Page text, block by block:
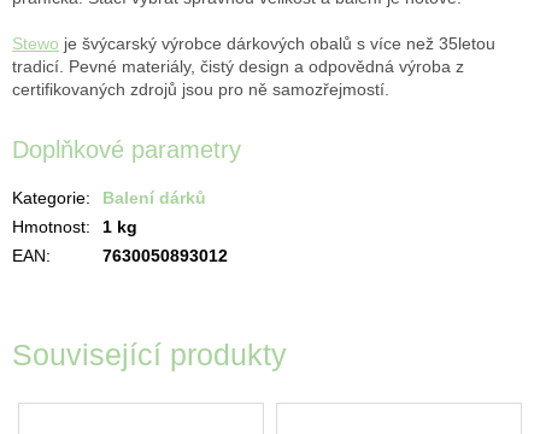
Související produkty
Stewo je švýcarský výrobce dárkových obalů s více než 35letou
tradicí. Pevné materiály, čistý design a odpovědná výroba z
certifikovaných zdrojů jsou pro ně samozřejmostí.
Doplňkové parametry
Kategorie:
Balení dárků
Hmotnost:
1 kg
EAN: 7630050893012